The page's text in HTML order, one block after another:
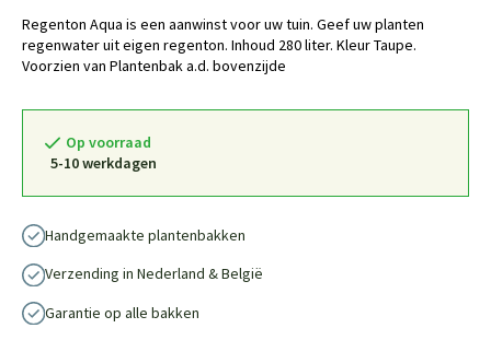
Regenton Aqua is een aanwinst voor uw tuin. Geef uw planten
regenwater uit eigen regenton. Inhoud 280 liter. Kleur Taupe.
Voorzien van Plantenbak a.d. bovenzijde
Op voorraad
5-10 werkdagen
Handgemaakte plantenbakken
Verzending in Nederland & België
Garantie op alle bakken